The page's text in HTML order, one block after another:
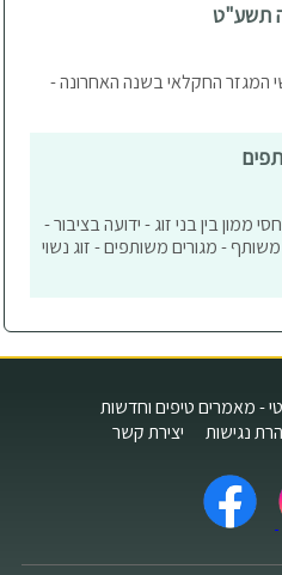
תשע"ט
המגזר החקלאי בשנה האחרונה -
ממון בין בני זוג - ידועה בציבור -
- מגורים משותפים - זוג נשוי
- מאמרים טיפים וחדשות
נגישות יצירת קשר